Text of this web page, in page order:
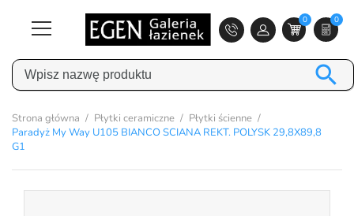
0 0

Strona główna Płytki ceramiczne
Płytki ścienne
Paradyż My Way U105 BIANCO SCIANA REKT. POLYSK 29,8X89,8
G1